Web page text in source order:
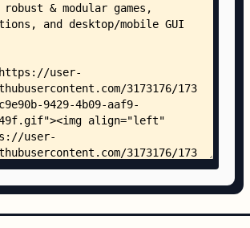
└── App.zig
hardware-check/
└── App.zig
└── App.zig
play-opus/
└── App.zig
sprite/
└── App.zig
text/
└── App.zig